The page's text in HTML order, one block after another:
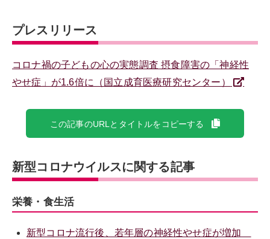
プレスリリース
コロナ禍の子どもの心の実態調査 摂食障害の「神経性
やせ症」が1.6倍に（国立成育医療研究センター）
この記事のURLとタイトルをコピーする
新型コロナウイルスに関する記事
栄養・食生活
新型コロナ流行後、若年層の神経性やせ症が増加